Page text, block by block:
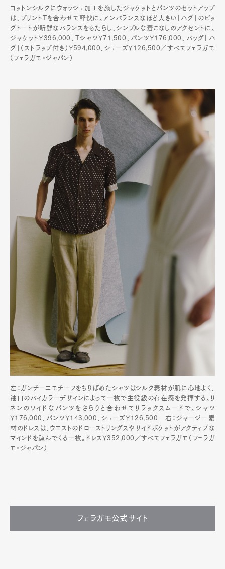
コットンシルクにウォッシュ加工を施したジャケットとパンツのセットアップ
は、プリントTを合わせて軽快に。アンバランスなほど大きい「ハグ」のビッ
グトートが新鮮なバランスをもたらし、シンプルな着こなしのアクセントに。
ジャケット¥396,000、Tシャツ¥71,500、パンツ¥176,000、バッグ「ハ
グ」（ストラップ付き）¥594,000、シューズ¥126,500／すべてフェラガモ
（フェラガモ・ジャパン）
左：ガンチーニモチーフをちりばめたシャツはシルク素材が肌に心地よく、
袖口のバイカラーデザインによって一枚で主役級の存在感を発揮する。リ
ネンのワイドなパンツをさらりと合わせてリラックスムードで。シャツ
¥176,000、パンツ¥143,000、シューズ¥126,500 右：ジャージー素
材のドレスは、ウエストのドローストリングスやサイドポケットがアクティブな
マインドを運んでくる一枚。ドレス¥352,000／すべてフェラガモ（フェラガ
モ・ジャパン）
フェラガモ公式サイト